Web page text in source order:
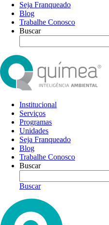
Seja Franqueado
Blog
Trabalhe Conosco
Buscar
Institucional
Serviços
Programas
Unidades
Seja Franqueado
Blog
Trabalhe Conosco
Buscar
Buscar